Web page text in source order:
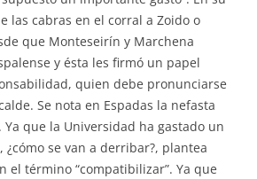
las cabras en el corral a Zoido o
que Monteseirín y Marchena
y ésta les firmó un papel
quien debe pronunciarse
Se nota en Espadas la nefasta
Ya que la Universidad ha gastado un
se van a derribar?, plantea
el término “compatibilizar”. Ya que